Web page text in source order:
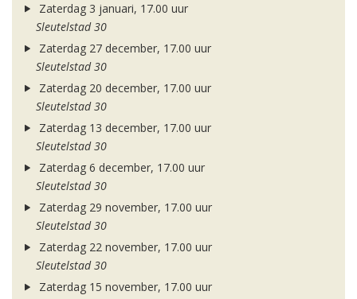
Zaterdag 3 januari, 17.00 uur
Sleutelstad 30
Zaterdag 27 december, 17.00 uur
Sleutelstad 30
Zaterdag 20 december, 17.00 uur
Sleutelstad 30
Zaterdag 13 december, 17.00 uur
Sleutelstad 30
Zaterdag 6 december, 17.00 uur
Sleutelstad 30
Zaterdag 29 november, 17.00 uur
Sleutelstad 30
Zaterdag 22 november, 17.00 uur
Sleutelstad 30
Zaterdag 15 november, 17.00 uur